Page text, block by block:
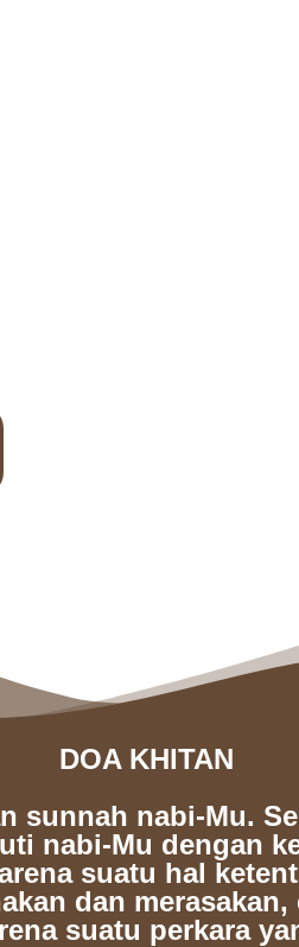
DOA KHITAN
sunnah nabi-Mu.
nabi-Mu dengan
suatu hal
dan
suatu perkara